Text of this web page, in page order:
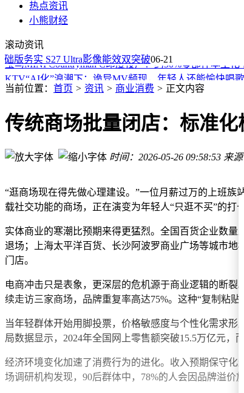
热点资讯
小熊财经
滚动资讯
务实 S27 Ultra影像能效双突破06-21
腾势Z超跑家族获工信部认证，1604匹马力展现中国汽车
续航不是唯一标准！BMW X1、Cupra Terramar、雷诺
宝马MINI Countryman C印度投产！约50%零部件本土化
KTV“AI化”浪潮下：诡异MV频现，年轻人还能愉快唱歌
微信小微AI助手开启小范围内测 支付端AI专属卡助力消
2026年5月合资新能源市场新格局：别克至境E7登顶，
大众降本转型再出招：简化车型阵容，2030年或年省超
长城旗舰SUV H10 6月25日造型美学直播亮相，大空间
腾势Z超跑家族获工信部认证，1604匹马力展现中国汽
当前位置： 首页 > 资讯 > 商业消费 > 正文内容
传统商场批量闭店：标准化
时间：2026-05-26 09:58:53 来
“逛商场现在得先做心理建设。”一位月薪过万的上班
载社交功能的商场，正在演变为年轻人“只逛不买”的打卡
实体商业的寒潮比预期来得更猛烈。全国百货企业数
退场；上海太平洋百货、长沙阿波罗商业广场等城市地
门店。
电商冲击只是表象，更深层的危机源于商业逻辑的断
续走访三家商场，品牌重复率高达75%。这种“复制粘
当年轻群体开始用脚投票，价格敏感度与个性化需求
局数据显示，2024年全国网上零售额突破15.5万亿元，
经济环境变化加速了消费行为的进化。收入预期保守化
场调研机构发现，90后群体中，78%的人会因品牌溢价